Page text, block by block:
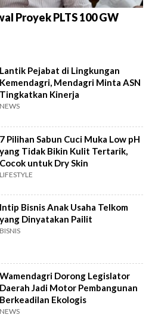
Proyek PLTS 100 GW
Lantik Pejabat di Lingkungan
Kemendagri, Mendagri Minta ASN
Tingkatkan Kinerja
NEWS
7 Pilihan Sabun Cuci Muka Low pH
yang Tidak Bikin Kulit Tertarik,
Cocok untuk Dry Skin
LIFESTYLE
Intip Bisnis Anak Usaha Telkom
yang Dinyatakan Pailit
BISNIS
Wamendagri Dorong Legislator
Daerah Jadi Motor Pembangunan
Berkeadilan Ekologis
NEWS